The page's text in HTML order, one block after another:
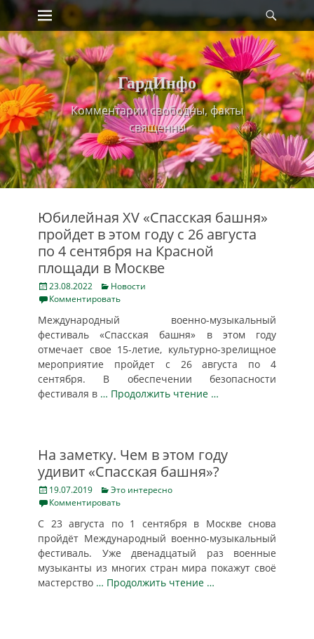
Skip
content
Primary Menu
ГардИнфо
Комментарии свободны, факты
священны
Юбилейная XV «Спасская башня»
пройдет в этом году с 26 августа
по 4 сентября на Красной
площади в Москве
Posted
on
23.08.2022 Categories
Новости
Комментировать
Международный военно-музыкальный
фестиваль «Спасская башня» в этом году
отмечает свое 15-летие, культурно-зрелищное
мероприятие пройдет с 26 августа по 4
сентября. В обеспечении безопасности
фестиваля в … Продолжить чтение …
На заметку. Чем в этом году
удивит «Спасская башня»?
Posted
on
19.07.2019 Categories
Это интересно
Комментировать
С 23 августа по 1 сентября в Москве снова
пройдёт Международный военно-музыкальный
фестиваль. Уже двенадцатый раз военные
музыканты из многих стран мира покажут своё
мастерство … Продолжить чтение …